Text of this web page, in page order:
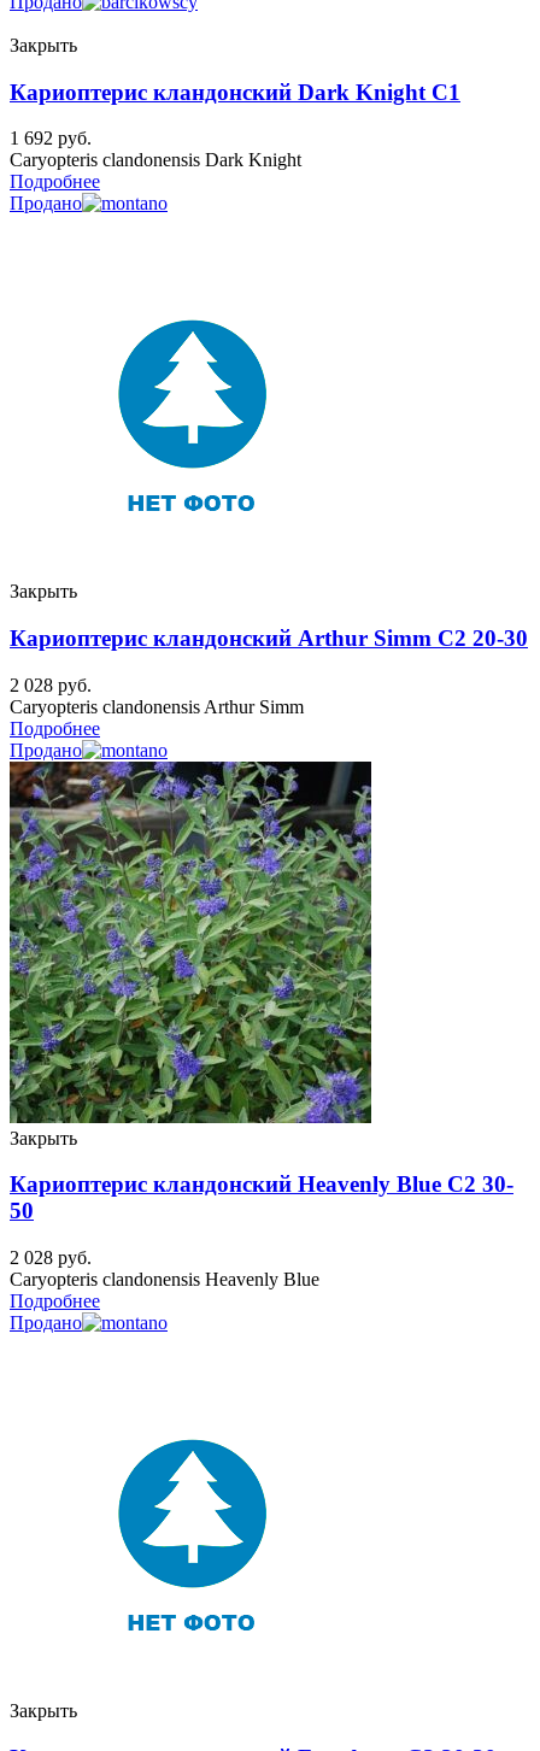
Закрыть
Кариоптерис кландонский Dark Knight C1
1 692 руб.
Caryopteris clandonensis Dark Knight
Подробнее
Продано
Закрыть
Кариоптерис кландонский Arthur Simm C2 20-30
2 028 руб.
Caryopteris clandonensis Arthur Simm
Подробнее
Продано
Закрыть
Кариоптерис кландонский Heavenly Blue C2 30-
50
2 028 руб.
Caryopteris clandonensis Heavenly Blue
Подробнее
Продано
Закрыть